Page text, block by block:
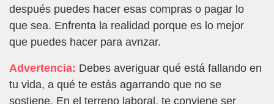
después puedes hacer esas compras o pagar lo
que sea. Enfrenta la realidad porque es lo mejor
que puedes hacer para avnzar.
Advertencia: Debes averiguar qué está fallando en
tu vida, a qué te estás agarrando que no se
sostiene. En el terreno laboral, te conviene ser